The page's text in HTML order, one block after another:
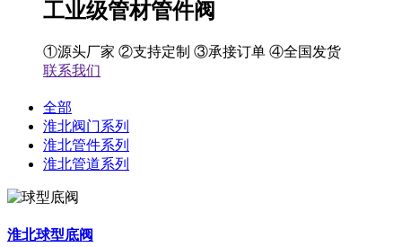
工业级管材管件阀
①源头厂家 ②支持定制 ③承接订单 ④全国发货
联系我们
全部
淮北阀门系列
淮北管件系列
淮北管道系列
淮北球型底阀